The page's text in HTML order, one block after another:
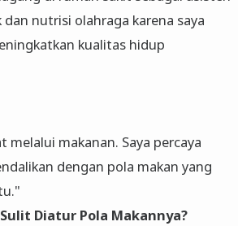
nutrisi olahraga karena saya
kualitas hidup
makanan. Saya percaya
dengan pola makan yang
Diatur Pola Makannya?